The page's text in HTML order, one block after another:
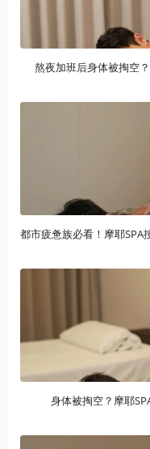
熬夜加班后身体被掏空
身体被掏空？摩耶